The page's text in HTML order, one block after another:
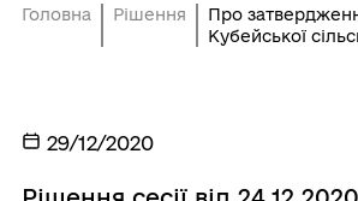
Головна Рішення
Про
Кубейської
29/12/2020